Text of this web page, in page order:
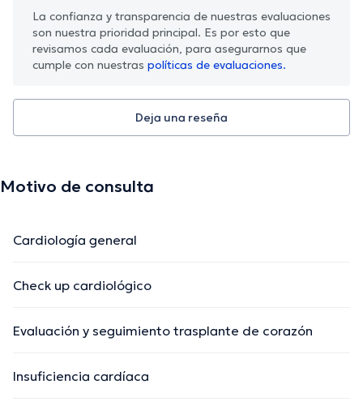
La confianza y transparencia de nuestras evaluaciones
son nuestra prioridad principal. Es por esto que
revisamos cada evaluación, para asegurarnos que
cumple con nuestras políticas de evaluaciones.
Deja una reseña
Motivo de consulta
Cardiología general
Check up cardiológico
Evaluación y seguimiento trasplante de corazón
Insuficiencia cardíaca